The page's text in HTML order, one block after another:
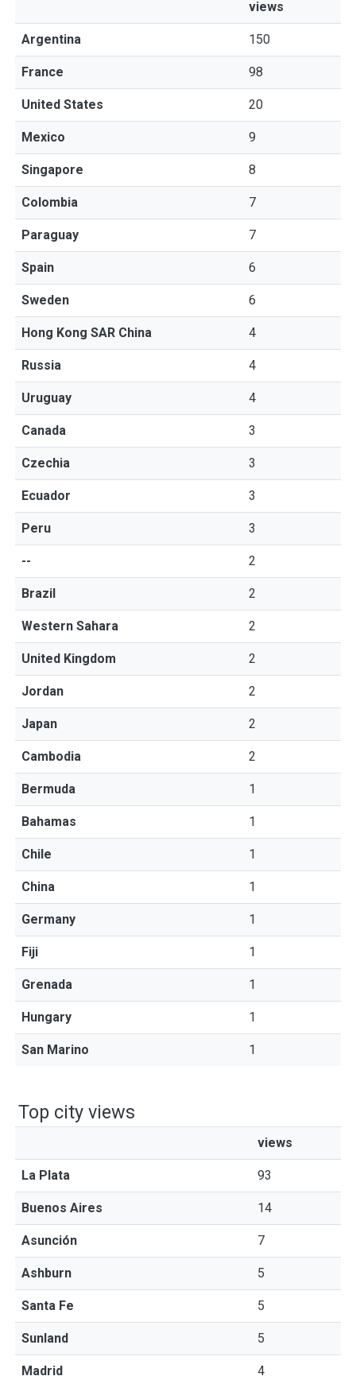
views
Argentina 150
France 98
United States 20
Mexico 9
Singapore 8
Colombia 7
Paraguay 7
Spain 6
Sweden 6
Hong Kong SAR China 4
Russia 4
Uruguay 4
Canada 3
Czechia 3
Ecuador 3
Peru 3
-- 2
Brazil 2
Western Sahara 2
United Kingdom 2
Jordan 2
Japan 2
Cambodia 2
Bermuda 1
Bahamas 1
Chile 1
China 1
Germany 1
Fiji 1
Grenada 1
Hungary 1
San Marino 1
Top city views
views
La Plata 93
Buenos Aires 14
Asunción 7
Ashburn 5
Santa Fe 5
Sunland 5
Madrid 4